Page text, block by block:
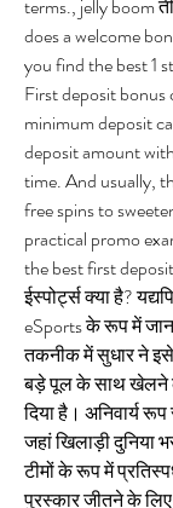
terms., jelly boom
does a welcome
you find the best 1
First deposit bonus
minimum deposit
deposit amount
time. And usually,
free spins to
practical promo
the best first
ईस्पोर्ट्स क्या है?
eSports के रूप में
तकनीक में सुधार ने
बड़े पूल के साथ खेलने
दिया है। अनिवार्य
जहां खिलाड़ी दुनिया
टीमों के रूप में
पुरस्कार जीतने के